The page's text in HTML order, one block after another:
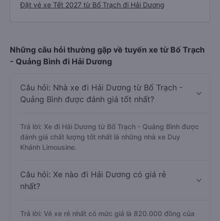
Đặt vé xe Tết 2027 từ Bố Trạch đi Hải Dương
Những câu hỏi thường gặp về tuyến xe từ Bố Trạch
- Quảng Bình đi Hải Dương
Câu hỏi: Nhà xe đi Hải Dương từ Bố Trạch -
Quảng Bình được đánh giá tốt nhất?
Trả lời: Xe đi Hải Dương từ Bố Trạch - Quảng Bình được
đánh giá chất lượng tốt nhất là những nhà xe Duy
Khánh Limousine.
Câu hỏi: Xe nào đi Hải Dương có giá rẻ
nhất?
Trả lời: Vé xe rẻ nhất có mức giá là 820.000 đồng của